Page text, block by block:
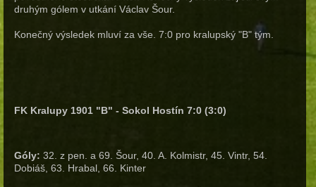
druhým gólem v utkání Václav Šour.
Konečný výsledek mluví za vše. 7:0 pro kralupský "B" tým.
FK Kralupy 1901 "B" - Sokol Hostín 7:0 (3:0)
Góly: 32. z pen. a 69. Šour, 40. A. Kolmistr, 45. Vintr, 54.
Dobiáš, 63. Hrabal, 66. Kinter